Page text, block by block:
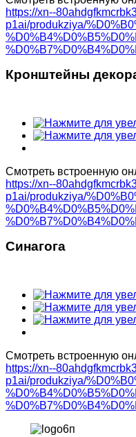
https://xn--
p1ai/produkziya/
Кронштейны
Смотреть встроенную
https://xn--
p1ai/produkziya/
Синагога
Смотреть встроенную
https://xn--
p1ai/produkziya/